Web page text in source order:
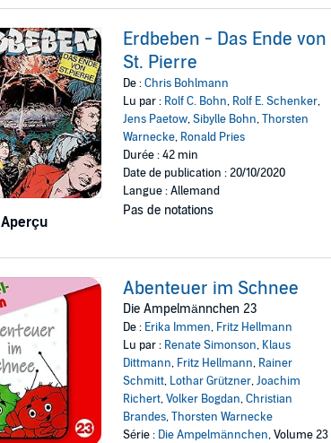
Aperçu
Erdbeben - Das Ende von
St. Pierre
De :Chris Bohlmann
Lu par : Rolf C. Bohn, Rolf E. Schenker,
Jens Paetow,Sibylle Bohn,Thorsten
Warnecke, Ronald Pries
Durée : 42 min
Date de publication : 20/10/2020
Langue : Allemand
Pas de notations
Abenteuer im Schnee
Die Ampelmännchen 23
De : Erika Immen, Fritz Hellmann
Lu par : Renate Simonson, Klaus
Dittmann, Fritz Hellmann, Rainer
Schmitt, Lothar Grützner,Joachim
Richert,Volker Bogdan,Christian
Brandes,Thorsten Warnecke
Série : Die Ampelmännchen, Volume 23